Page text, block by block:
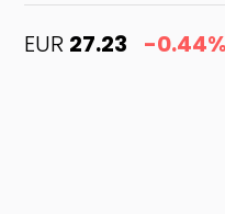
EUR 27.23 -0.44%